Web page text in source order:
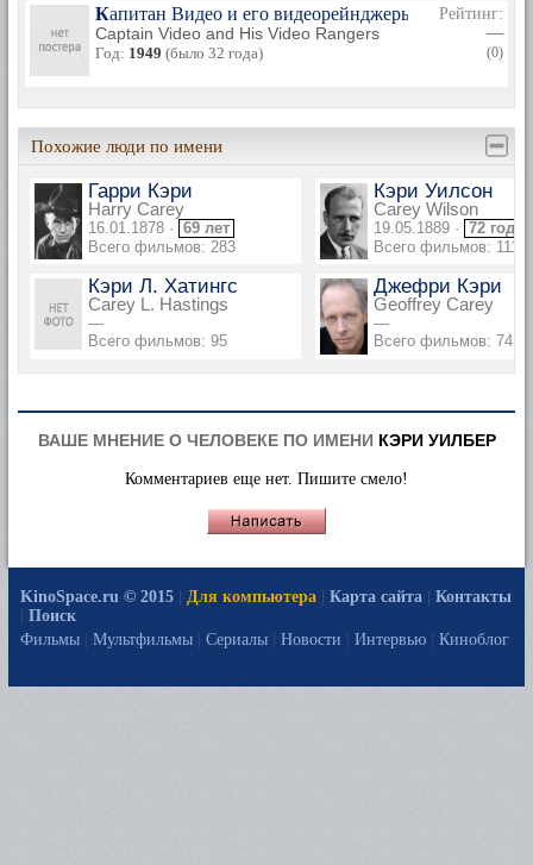
Капитан Видео и его видеорейнджеры
Captain Video and His Video Rangers
Год: 1949 (было 32 года)
Рейтинг:
—
(0)
Похожие люди по имени
Гарри Кэри
Harry Carey
16.01.1878 · 69 лет
Всего фильмов: 283
Кэри Уилсон
Carey Wilson
19.05.1889 · 72 года
Всего фильмов: 111
Кэри Л. Хатингс
Carey L. Hastings
—
Всего фильмов: 95
Джефри Кэри
Geoffrey Carey
—
Всего фильмов: 74
ВАШЕ МНЕНИЕ О ЧЕЛОВЕКЕ ПО ИМЕНИ КЭРИ УИЛБЕР
Комментариев еще нет. Пишите смело!
KinoSpace.ru © 2015 Для компьютера Карта сайта
Контакты
Поиск
Фильмы
Мультфильмы Сериалы Новости Интервью Киноблог